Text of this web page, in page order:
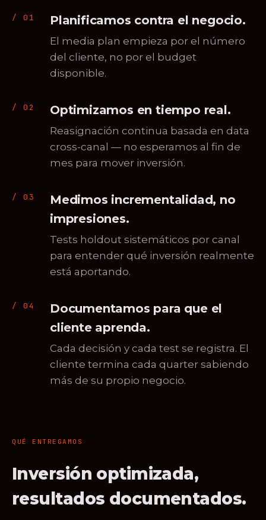
Planificamos contra el negocio.
El media plan empieza por el número
del cliente, no por el budget
disponible.
Optimizamos en tiempo real.
Reasignación continua basada en data
cross-canal — no esperamos al fin de
mes para mover inversión.
Medimos incrementalidad, no
impresiones.
Tests holdout sistemáticos por canal
para entender qué inversión realmente
está aportando.
Documentamos para que el
cliente aprenda.
Cada decisión y cada test se registra. El
cliente termina cada quarter sabiendo
más de su propio negocio.
QUÉ ENTREGAMOS
Inversión optimizada,
resultados documentados.